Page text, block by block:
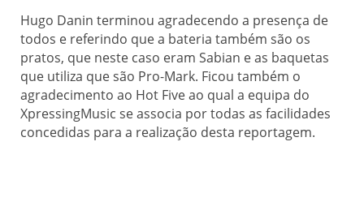
Hugo Danin terminou agradecendo a presença de
todos e referindo que a bateria também são os
pratos, que neste caso eram Sabian e as baquetas
que utiliza que são Pro-Mark. Ficou também o
agradecimento ao Hot Five ao qual a equipa do
XpressingMusic se associa por todas as facilidades
concedidas para a realização desta reportagem.